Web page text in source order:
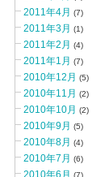
2011年4月 (7)
2011年3月 (1)
2011年2月 (4)
2011年1月 (7)
2010年12月 (5)
2010年11月 (2)
2010年10月 (2)
2010年9月 (5)
2010年8月 (4)
2010年7月 (6)
2010年6月 (7)